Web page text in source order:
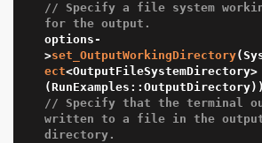
// Specify a file system
for the output.
options-
>set_OutputWorkingDirectory
ect<OutputFileSystemDirectory>
// Specify that the terminal
written to a file in the output
directory.